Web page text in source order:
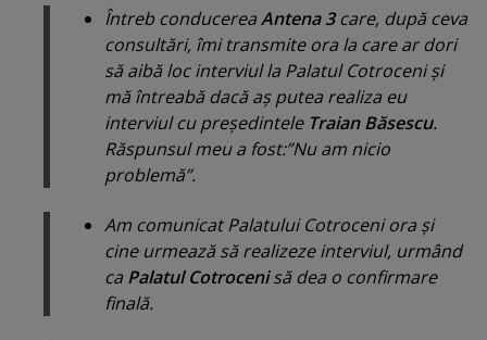
Întreb conducereaAntena 3care, după ceva
consultări, îmi transmite ora la care ar dori
să aibă loc interviul la Palatul Cotroceni şi
mă întreabă dacă aş putea realiza eu
interviul cu preşedintele Traian Băsescu.
Răspunsul meu a fost:”Nu am nicio
problemă”.
Am comunicat Palatului Cotroceni ora şi
cine urmează să realizeze interviul, urmând
ca Palatul Cotrocenisă dea o confirmare
finală.